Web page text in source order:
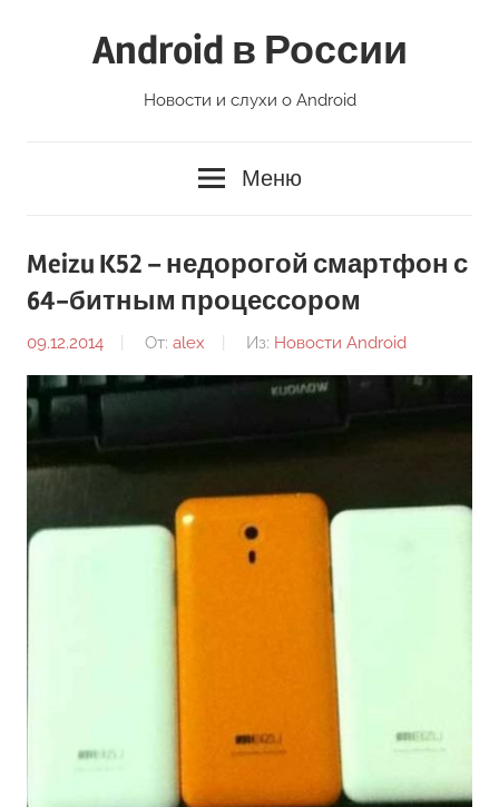
Android в России
Новости и слухи о Android
Меню
Meizu K52 – недорогой смартфон с
64-битным процессором
09.12.2014 От: alex Из: Новости Android